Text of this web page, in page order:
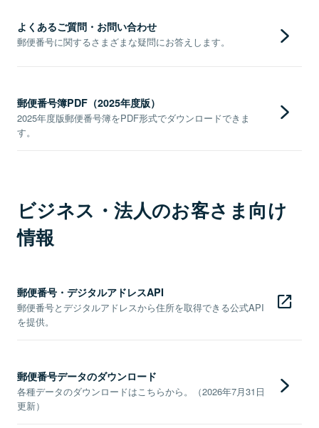
よくあるご質問・お問い合わせ
郵便番号に関するさまざまな疑問にお答えします。
郵便番号簿PDF（2025年度版）
2025年度版郵便番号簿をPDF形式でダウンロードできま
す。
ビジネス・法人のお客さま向け
情報
郵便番号・デジタルアドレスAPI
郵便番号とデジタルアドレスから住所を取得できる公式API
を提供。
郵便番号データのダウンロード
各種データのダウンロードはこちらから。（2026年7月31日
更新）